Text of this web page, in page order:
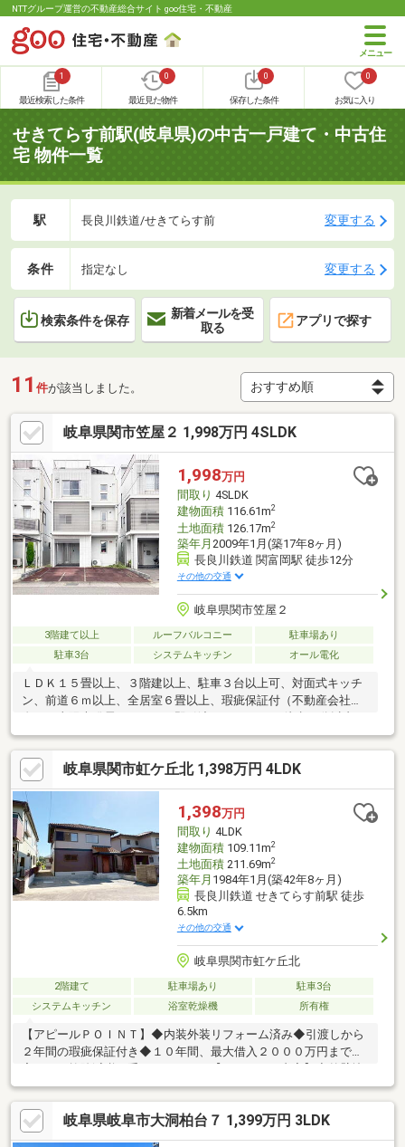
NTTグループ運営の不動産総合サイト goo住宅・不動産
1
最近検索した条件
0
最近見た物件
0
保存した条件
0
お気に入り
せきてらす前駅(岐阜県)の中古一戸建て・中古住
宅 物件一覧
駅 長良川鉄道/せきてらす前 変更する
条件 指定なし 変更する
検索条件を保存
新着メールを受
取る
アプリで探す
11 件が該当しました。
岐阜県関市笠屋２ 1,998万円 4SLDK
1,998万円
間取り 4SLDK
建物面積116.61m2
土地面積126.17m2
築年月 2009年1月(築17年8ヶ月)
長良川鉄道 関富岡駅 徒歩12分
その他の交通
岐阜県関市笠屋２
3階建て以上 ルーフバルコニー
駐車場あり
駐車3台
システムキッチン オール電化
ＬＤＫ１５畳以上、３階建以上、駐車３台以上可、対面式キッチ
ン、前道６ｍ以上、全居室６畳以上、瑕疵保証付（不動産会社独
市街地が近い、システムキッチン、浴室乾燥機、陽当り良好、全
居室収納、駅まで平坦、閑静な住宅地、総合病院 徒歩10分以内、
整形地、庭、シャワー付洗面化粧台、３面採光、バリアフリー、
浴室１坪以上、２面以上バルコニー、複層ガラス、オートバス、
温水洗浄便座、浴室に窓、ＴＶモニタ付インターホン、眺望良
好、パントリー（食器・食品の収納庫）、ウォークインクローゼ
ット、ＩＨクッキングヒーター、ルーフバルコニー、屋上、オー
ル電化
岐阜県関市虹ケ丘北 1,398万円 4LDK
1,398万円
間取り 4LDK
建物面積109.11m2
土地面積211.69m2
築年月 1984年1月(築42年8ヶ月)
長良川鉄道 せきてらす前駅 徒歩
6.5km
その他の交通
岐阜県関市虹ケ丘北
2階建て 駐車場あり
駐車3台
システムキッチン
浴室乾燥機 所有権
【アピールＰＯＩＮＴ】◆内装外装リフォーム済み◆引渡しから
２年間の瑕疵保証付き◆１０年間、最大借入２０００万円まで住
装、屋根塗装済（一部）◇キッチン・洗面化粧台・トイレ交換◇
浴室 前所有者にて令和２年２月に交換◇クロスの張り替え◇床
の張り替え◇白蟻の防蟻処理（５年間の保証付き）◇エアコン設
置◇照明器具の設置（一部）◇ドアホン設
岐阜県岐阜市大洞柏台７ 1,399万円 3LDK